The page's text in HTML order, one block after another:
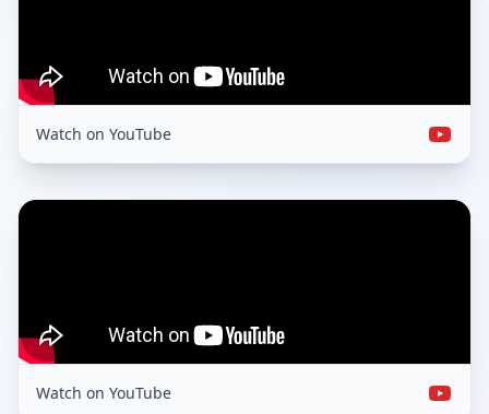
Watch on YouTube
Watch on YouTube